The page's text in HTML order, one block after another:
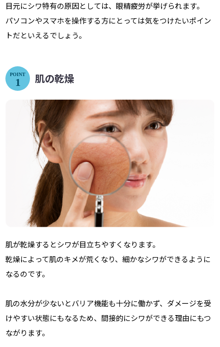
目元にシワ特有の原因としては、眼精疲労が挙げられます。
パソコンやスマホを操作する方にとっては気をつけたいポイン
トだといえるでしょう。
POINT
1 肌の乾燥
肌が乾燥するとシワが目立ちやすくなります。
乾燥によって肌のキメが荒くなり、細かなシワができるように
なるのです。
肌の水分が少ないとバリア機能も十分に働かず、ダメージを受
けやすい状態にもなるため、間接的にシワができる理由にもつ
ながります。